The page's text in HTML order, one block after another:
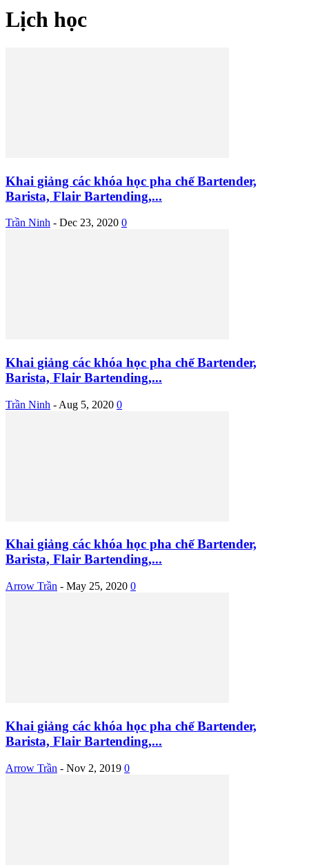
Lịch học
Khai giảng các khóa học pha chế Bartender,
Barista, Flair Bartending,...
Trần Ninh - Dec 23, 2020 0
Khai giảng các khóa học pha chế Bartender,
Barista, Flair Bartending,...
Trần Ninh - Aug 5, 2020 0
Khai giảng các khóa học pha chế Bartender,
Barista, Flair Bartending,...
Arrow Trần - May 25, 2020 0
Khai giảng các khóa học pha chế Bartender,
Barista, Flair Bartending,...
Arrow Trần - Nov 2, 2019 0